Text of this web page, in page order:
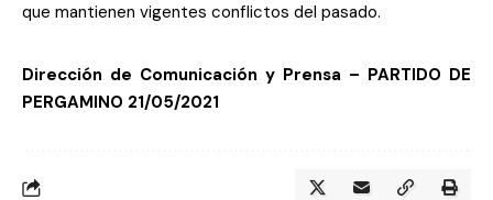
que mantienen vigentes conflictos del pasado.
Dirección de Comunicación y Prensa – PARTIDO DE
PERGAMINO 21/05/2021